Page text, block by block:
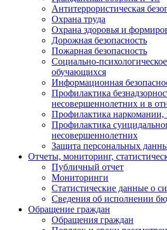
Антитеррористическая
Охрана труда
Охрана здоровья и
Дорожная безопасность
Пожарная безопасность
Социально-
обучающихся
Информационная
Профилактика
несовершеннолетних и в
Профилактика
Профилактика
несовершеннолетних
Защита персональных
Отчеты, мониторинг,
Публичный отчет
Мониторинги
Статистические данные о
Сведения об исполнении
Обращение граждан
Обращения граждан